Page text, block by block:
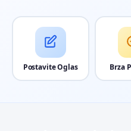
Postavite Oglas Brza